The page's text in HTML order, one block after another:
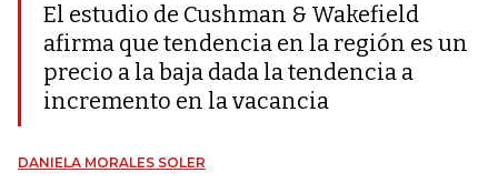
El estudio de Cushman & Wakefield
afirma que tendencia en la región es un
precio a la baja dada la tendencia a
incremento en la vacancia
DANIELA MORALES SOLER